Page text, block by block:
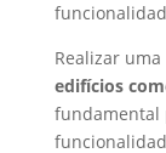
Realizar uma
edifícios
fundamental